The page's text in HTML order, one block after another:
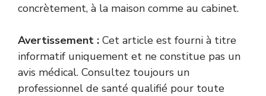
concrètement, à la maison comme au cabinet.
Avertissement : Cet article est fourni à titre
informatif uniquement et ne constitue pas un
avis médical. Consultez toujours un
professionnel de santé qualifié pour toute